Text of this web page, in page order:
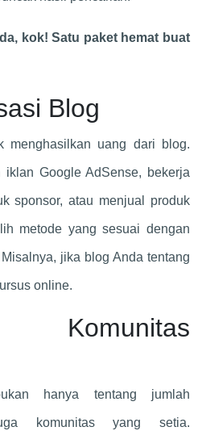
kok! Satu paket hemat buat
Blog
menghasilkan uang dari blog.
Google AdSense, bekerja
sponsor, atau menjual produk
metode yang sesuai dengan
jika blog Anda tentang
online.
Komunitas
hanya tentang jumlah
komunitas yang setia.